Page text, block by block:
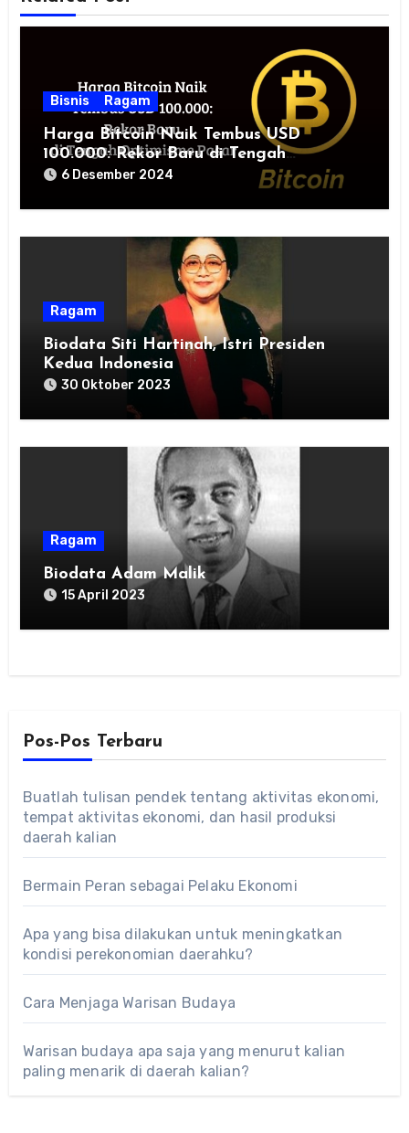
Bisnis Ragam
Harga Bitcoin Naik Tembus USD
100.000: Rekor Baru di Tengah
Optimisme Pasar
6 Desember 2024
Ragam
Biodata Siti Hartinah, Istri Presiden
Kedua Indonesia
30 Oktober 2023
Ragam
Biodata Adam Malik
15 April 2023
Pos-Pos Terbaru
Buatlah tulisan pendek tentang aktivitas ekonomi,
tempat aktivitas ekonomi, dan hasil produksi
daerah kalian
Bermain Peran sebagai Pelaku Ekonomi
Apa yang bisa dilakukan untuk meningkatkan
kondisi perekonomian daerahku?
Cara Menjaga Warisan Budaya
Warisan budaya apa saja yang menurut kalian
paling menarik di daerah kalian?